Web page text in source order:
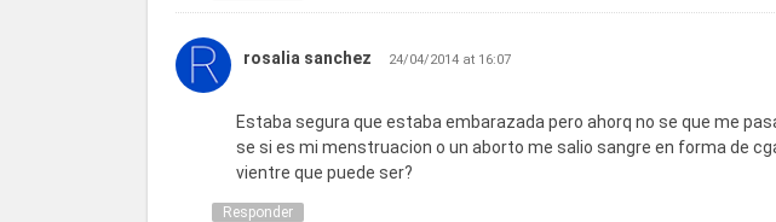
rosalia sanchez 24/04/2014 at 16:07
Estaba segura que estaba embarazada pero ahorq no se que me
se si es mi menstruacion o un aborto me salio sangre en forma de
vientre que puede ser?
Responder